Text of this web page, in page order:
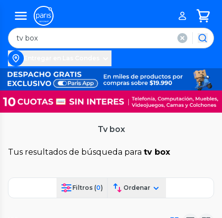
Tv box
Tus resultados de búsqueda para tv box
Filtros (0) Ordenar